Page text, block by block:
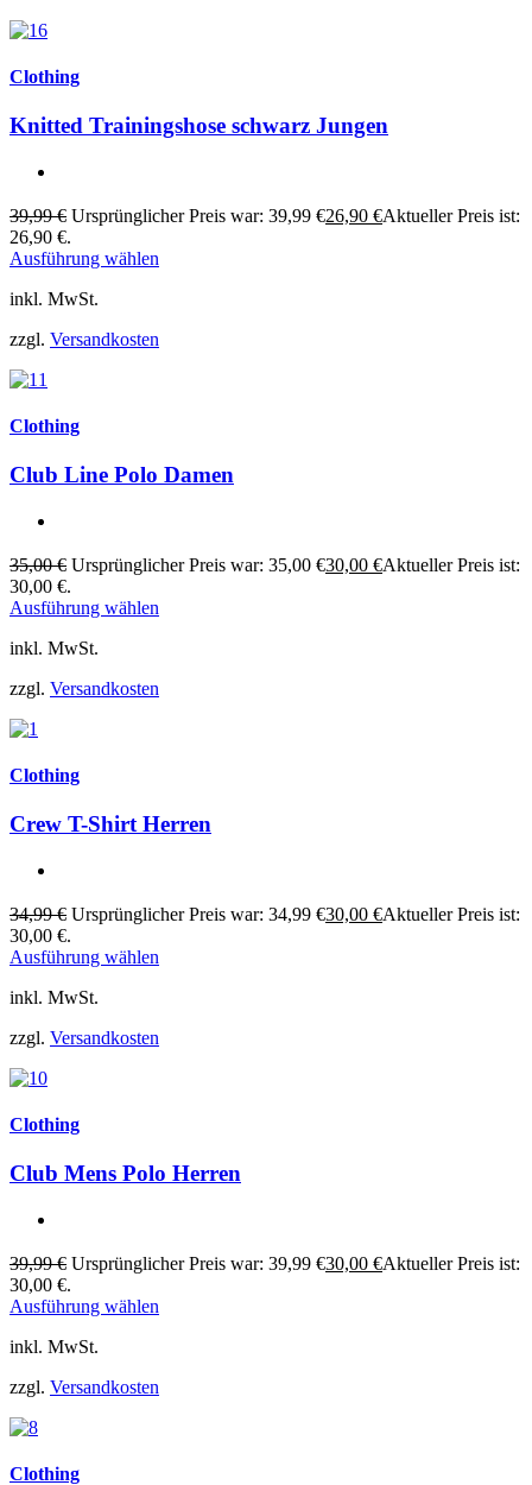
Clothing
Knitted Trainingshose schwarz Jungen
39,99€ Ursprünglicher Preis war: 39,99 €26,90 €Aktueller Preis ist:
26,90 €.
Ausführung wählen
inkl. MwSt.
zzgl. Versandkosten
Clothing
Club Line Polo Damen
35,00€ Ursprünglicher Preis war: 35,00 €30,00 €Aktueller Preis ist:
30,00 €.
Ausführung wählen
inkl. MwSt.
zzgl. Versandkosten
Clothing
Crew T-Shirt Herren
34,99€ Ursprünglicher Preis war: 34,99 €30,00 €Aktueller Preis ist:
30,00 €.
Ausführung wählen
inkl. MwSt.
zzgl. Versandkosten
Clothing
Club Mens Polo Herren
39,99€ Ursprünglicher Preis war: 39,99 €30,00 €Aktueller Preis ist:
30,00 €.
Ausführung wählen
inkl. MwSt.
zzgl. Versandkosten
Clothing